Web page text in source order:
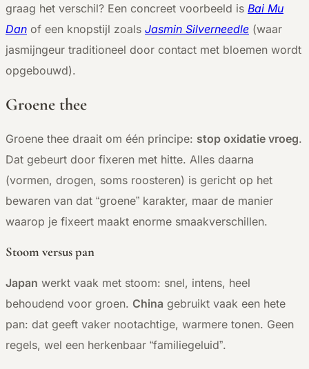
graag het verschil? Een concreet voorbeeld is Bai Mu
Dan of een knopstijl zoals Jasmin Silverneedle (waar
jasmijngeur traditioneel door contact met bloemen wordt
opgebouwd).
Groene thee
Groene thee draait om één principe: stop oxidatie vroeg.
Dat gebeurt door fixeren met hitte. Alles daarna
(vormen, drogen, soms roosteren) is gericht op het
bewaren van dat “groene” karakter, maar de manier
waarop je fixeert maakt enorme smaakverschillen.
Stoom versus pan
Japan werkt vaak met stoom: snel, intens, heel
behoudend voor groen. China gebruikt vaak een hete
pan: dat geeft vaker nootachtige, warmere tonen. Geen
regels, wel een herkenbaar “familiegeluid”.